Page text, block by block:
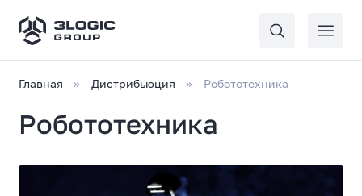
Главная Дистрибьюция Робототехника
Робототехника